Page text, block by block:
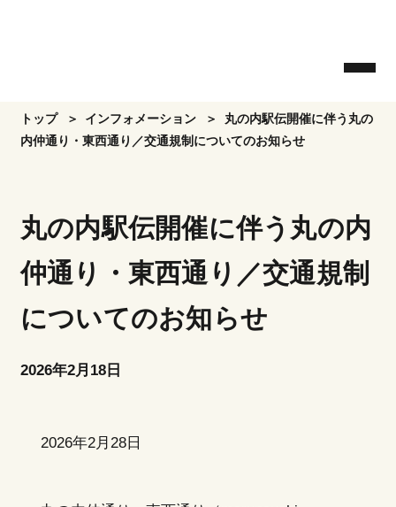
content
トップ インフォメーション
丸の内駅伝開催に伴う丸の
内仲通り・東西通り／交通規制についてのお知らせ
丸の内駅伝開催に伴う丸の内
仲通り・東西通り／交通規制
についてのお知らせ
2026年2月18日
2026年2月28日